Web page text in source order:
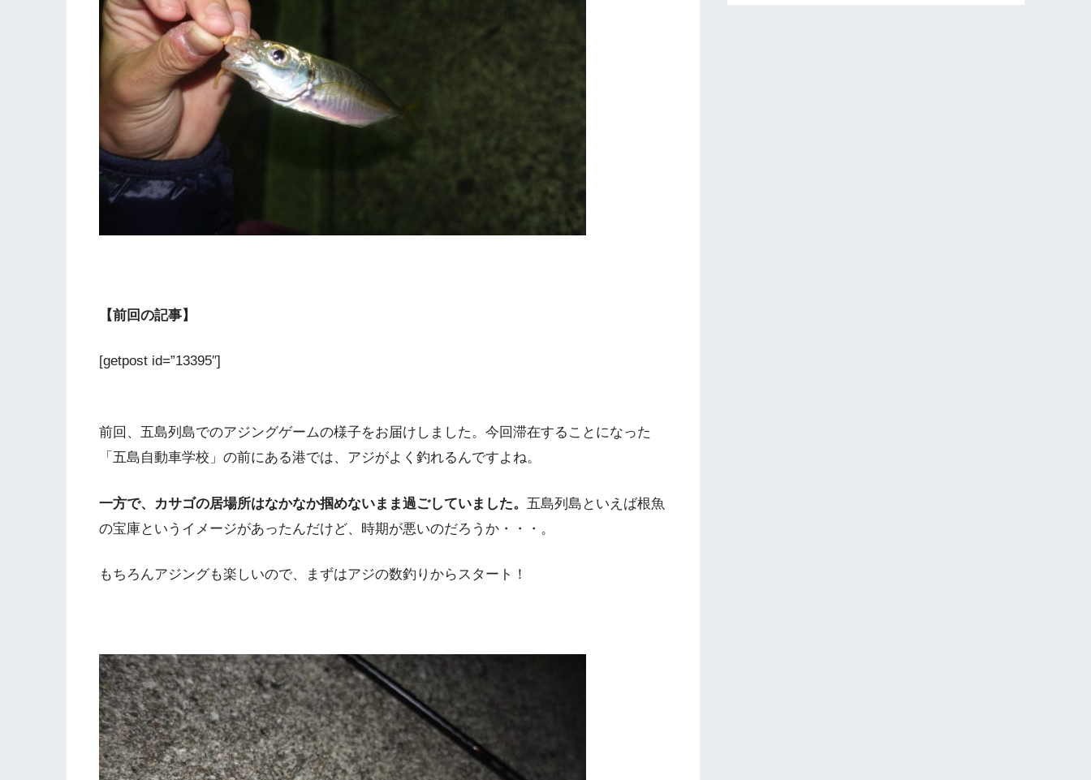
【前回の記事】
[getpost id=”13395″]
前回、五島列島でのアジングゲームの様子をお届けしました。今回滞在することになった
「五島自動車学校」の前にある港では、アジがよく釣れるんですよね。
一方で、カサゴの居場所はなかなか掴めないまま過ごしていました。 五島列島といえば根魚
の宝庫というイメージがあったんだけど、時期が悪いのだろうか・・・。
もちろんアジングも楽しいので、まずはアジの数釣りからスタート！